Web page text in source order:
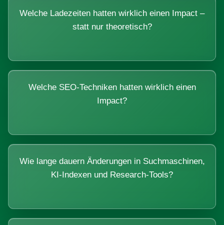
Welche Ladezeiten hatten wirklich einen Impact –
statt nur theoretisch?
Welche SEO-Techniken hatten wirklich einen
Impact?
Wie lange dauern Änderungen in Suchmaschinen,
KI-Indexen und Research-Tools?